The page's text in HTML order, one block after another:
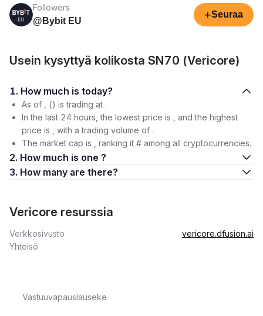
Followers
@Bybit EU
+Seuraa
Usein kysyttyä kolikosta SN70 (Vericore)
1. How much is today?
As of , () is trading at .
In the last 24 hours, the lowest price is , and the highest
price is , with a trading volume of .
The market cap is , ranking it # among all cryptocurrencies.
2. How much is one ?
3. How many are there?
Vericore resurssia
Verkkosivusto
vericore.dfusion.ai
Yhteisö
Vastuuvapauslauseke